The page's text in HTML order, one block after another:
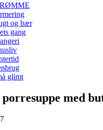
og bær
gang
glimt
med